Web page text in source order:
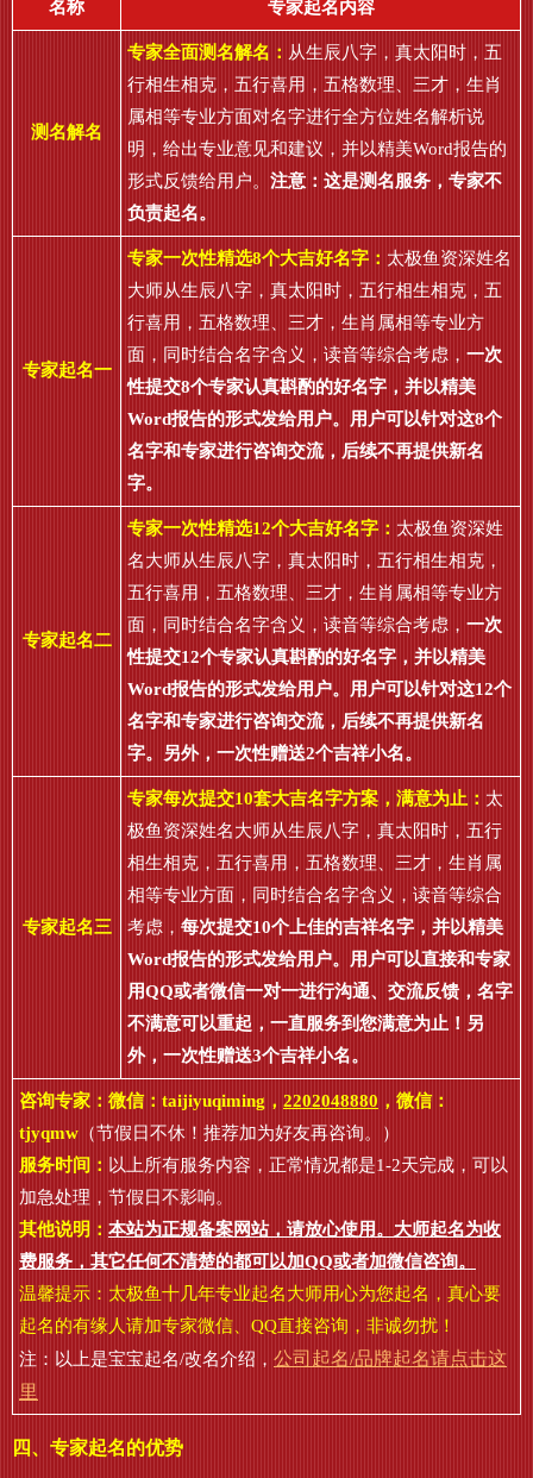
名称 专家起名内容
测名解名
专家全面测名解名： 从生辰八字，真太阳时，五
行相生相克，五行喜用，五格数理、三才，生肖
属相等专业方面对名字进行全方位姓名解析说
明，给出专业意见和建议，并以精美Word报告的
形式反馈给用户。 注意：这是测名服务，专家不
负责起名。
专家起名一
专家一次性精选8个大吉好名字： 太极鱼资深姓名
大师从生辰八字，真太阳时，五行相生相克，五
行喜用，五格数理、三才，生肖属相等专业方
面，同时结合名字含义，读音等综合考虑， 一次
性提交8个专家认真斟酌的好名字，并以精美
Word报告的形式发给用户。用户可以针对这8个
名字和专家进行咨询交流，后续不再提供新名
字。
专家起名二
专家一次性精选12个大吉好名字： 太极鱼资深姓
名大师从生辰八字，真太阳时，五行相生相克，
五行喜用，五格数理、三才，生肖属相等专业方
面，同时结合名字含义，读音等综合考虑， 一次
性提交12个专家认真斟酌的好名字，并以精美
Word报告的形式发给用户。用户可以针对这12个
名字和专家进行咨询交流，后续不再提供新名
字。另外，一次性赠送2个吉祥小名。
专家起名三
专家每次提交10套大吉名字方案，满意为止： 太
极鱼资深姓名大师从生辰八字，真太阳时，五行
相生相克，五行喜用，五格数理、三才，生肖属
相等专业方面，同时结合名字含义，读音等综合
考虑， 每次提交10个上佳的吉祥名字，并以精美
Word报告的形式发给用户。用户可以直接和专家
用QQ或者微信一对一进行沟通、交流反馈，名字
不满意可以重起，一直服务到您满意为止！另
外，一次性赠送3个吉祥小名。
咨询专家：微信： taijiyuqiming ， 2202048880 ，微信：
tjyqmw （节假日不休！推荐加为好友再咨询。）
服务时间： 以上所有服务内容，正常情况都是1-2天完成，可以
加急处理，节假日不影响。
其他说明： 本站为正规备案网站，请放心使用。大师起名为收
费服务，其它任何不清楚的都可以加QQ或者加微信咨询。
温馨提示：太极鱼十几年专业起名大师用心为您起名，真心要
起名的有缘人请加专家微信、QQ直接咨询，非诚勿扰！
注：以上是宝宝起名/改名介绍， 公司起名/品牌起名请点击这
里
四、专家起名的优势